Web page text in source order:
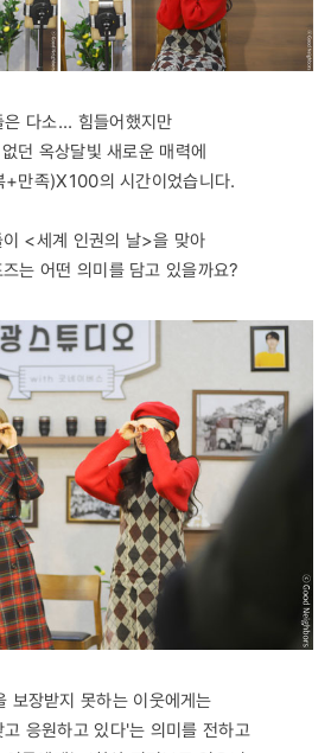
은 다소... 힘들어했지만
던 옥상달빛 새로운 매력에
+만족)X100의 시간이었습니다.
이 <세계 인권의 날>을 맞아
는 어떤 의미를 담고 있을까요?
보장받지 못하는 이웃에게는
응원하고 있다'는 의미를 전하고